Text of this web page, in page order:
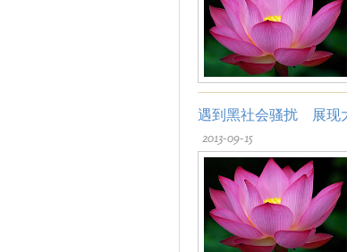
遇到黑社会骚扰 展现
2013-09-15